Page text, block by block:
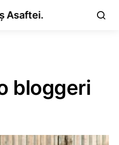
Asaftei.
bloggeri